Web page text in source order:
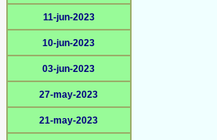
11-jun-2023
10-jun-2023
03-jun-2023
27-may-2023
21-may-2023